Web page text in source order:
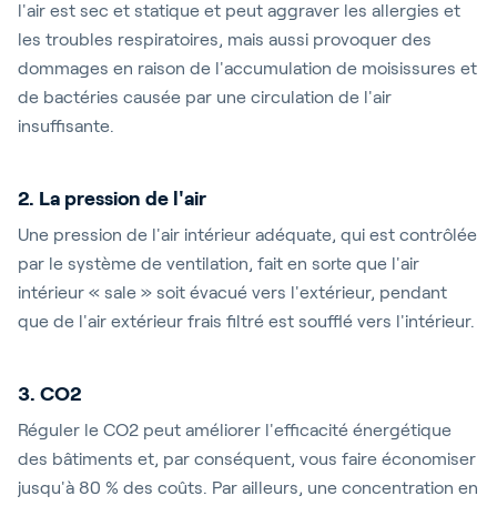
l'air est sec et statique et peut aggraver les allergies et
les troubles respiratoires, mais aussi provoquer des
dommages en raison de l'accumulation de moisissures et
de bactéries causée par une circulation de l'air
insuffisante.
2. La pression de l'air
Une pression de l'air intérieur adéquate, qui est contrôlée
par le système de ventilation, fait en sorte que l'air
intérieur « sale » soit évacué vers l'extérieur, pendant
que de l'air extérieur frais filtré est soufflé vers l'intérieur.
3. CO2
Réguler le CO2 peut améliorer l'efficacité énergétique
des bâtiments et, par conséquent, vous faire économiser
jusqu'à 80 % des coûts. Par ailleurs, une concentration en